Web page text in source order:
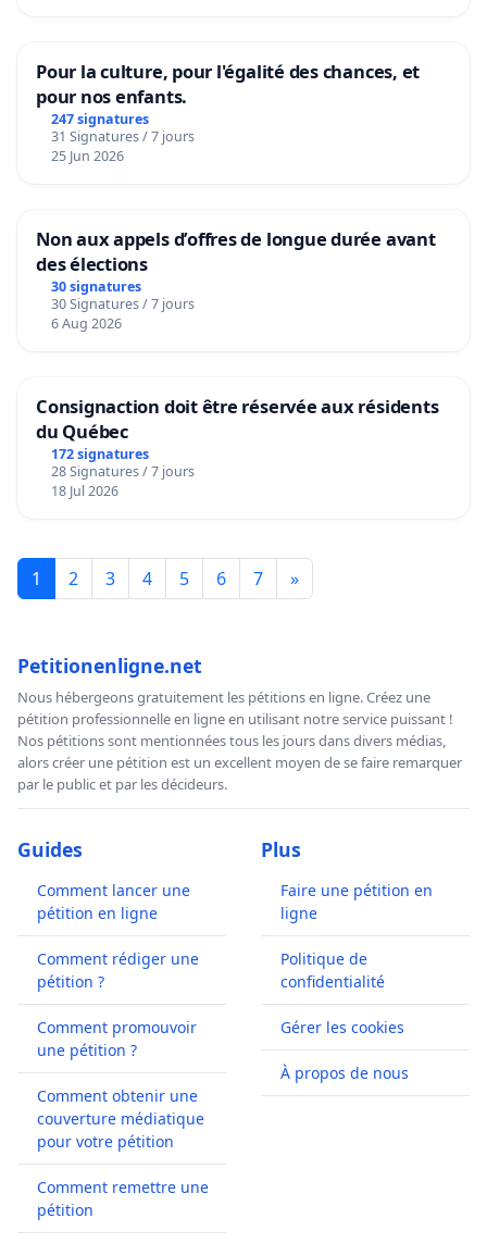
Pour la culture, pour l'égalité des chances, et
pour nos enfants.
247 signatures
31 Signatures / 7 jours
25 Jun 2026
Non aux appels d’offres de longue durée avant
des élections
30 signatures
30 Signatures / 7 jours
6 Aug 2026
Consignaction doit être réservée aux résidents
du Québec
172 signatures
28 Signatures / 7 jours
18 Jul 2026
1 2 3 4 5 6 7 »
Petitionenligne.net
Nous hébergeons gratuitement les pétitions en ligne. Créez une
pétition professionnelle en ligne en utilisant notre service puissant !
Nos pétitions sont mentionnées tous les jours dans divers médias,
alors créer une pétition est un excellent moyen de se faire remarquer
par le public et par les décideurs.
Guides
Comment lancer une
pétition en ligne
Comment rédiger une
pétition ?
Comment promouvoir
une pétition ?
Comment obtenir une
couverture médiatique
pour votre pétition
Comment remettre une
pétition
Plus
Faire une pétition en
ligne
Politique de
confidentialité
Gérer les cookies
À propos de nous